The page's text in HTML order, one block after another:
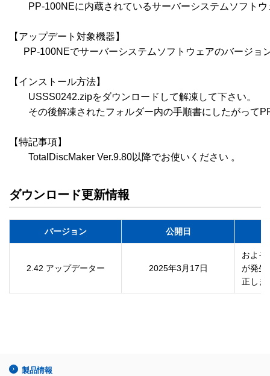
PP-100NEに内蔵されているサーバーシステムソフトウ
【アップデート対象機器】
PP-100NEでサーバーシステムソフトウェアのバージョ
【インストール方法】
USSS0242.zipをダウンロードして解凍して下さい。
その後解凍されたフォルダー内の手順書にしたがって
【特記事項】
TotalDiscMaker Ver.9.80以降でお使いください 。
ダウンロード更新情報
バージョン 公開日
2.42 アップデーター 2025年3月17日
およそ
が発生
正しま
製品情報